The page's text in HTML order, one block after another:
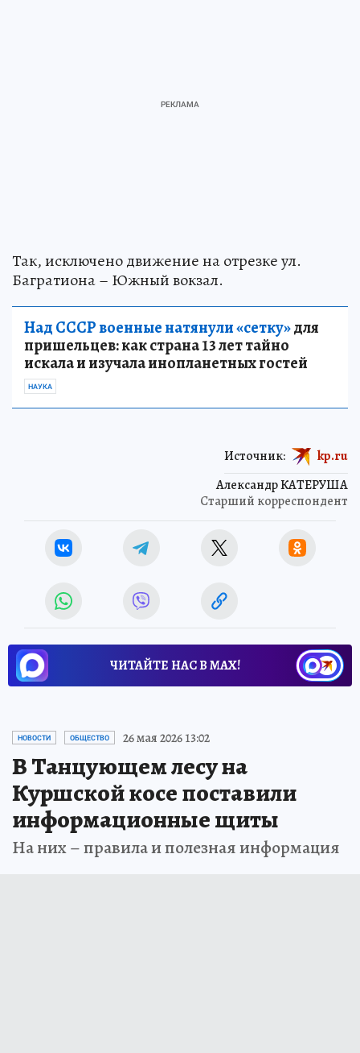
Так, исключено движение на отрезке ул.
Багратиона – Южный вокзал.
Над СССР военные натянули «сетку»для
пришельцев: как страна 13 лет тайно
искала и изучала инопланетных гостей
НАУКА
Александр КАТЕРУША
Старший корреспондент
Источник: kp.ru
ЧИТАЙТЕ НАС В МАХ!
НОВОСТИ ОБЩЕСТВО 26 мая 2026 13:02
В Танцующем лесу на
Куршской косе поставили
информационные щиты
На них – правила и полезная информация